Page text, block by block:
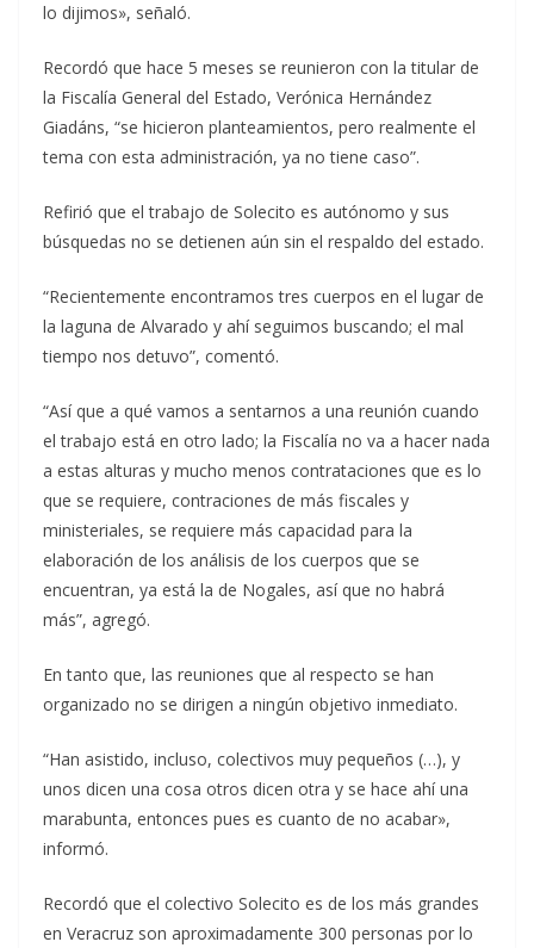
lo dijimos», señaló.
Recordó que hace 5 meses se reunieron con la titular de
la Fiscalía General del Estado, Verónica Hernández
Giadáns, “se hicieron planteamientos, pero realmente el
tema con esta administración, ya no tiene caso”.
Refirió que el trabajo de Solecito es autónomo y sus
búsquedas no se detienen aún sin el respaldo del estado.
“Recientemente encontramos tres cuerpos en el lugar de
la laguna de Alvarado y ahí seguimos buscando; el mal
tiempo nos detuvo”, comentó.
“Así que a qué vamos a sentarnos a una reunión cuando
el trabajo está en otro lado; la Fiscalía no va a hacer nada
a estas alturas y mucho menos contrataciones que es lo
que se requiere, contraciones de más fiscales y
ministeriales, se requiere más capacidad para la
elaboración de los análisis de los cuerpos que se
encuentran, ya está la de Nogales, así que no habrá
más”, agregó.
En tanto que, las reuniones que al respecto se han
organizado no se dirigen a ningún objetivo inmediato.
“Han asistido, incluso, colectivos muy pequeños (…), y
unos dicen una cosa otros dicen otra y se hace ahí una
marabunta, entonces pues es cuanto de no acabar»,
informó.
Recordó que el colectivo Solecito es de los más grandes
en Veracruz son aproximadamente 300 personas por lo